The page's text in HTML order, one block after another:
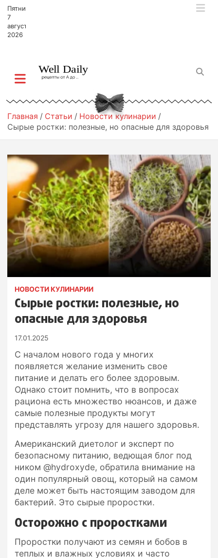
Пятница,
7
августа,
2026
Главная Статьи
Новости кулинарии
Сырые ростки: полезные, но опасные для здоровья
НОВОСТИ КУЛИНАРИИ
Сырые ростки: полезные, но
опасные для здоровья
17.01.2025
С началом нового года у многих
появляется желание изменить свое
питание и делать его более здоровым.
Однако стоит помнить, что в вопросах
рациона есть множество нюансов, и даже
самые полезные продукты могут
представлять угрозу для нашего здоровья.
Американский диетолог и эксперт по
безопасному питанию, ведющая блог под
ником @hydroxyde, обратила внимание на
один популярный овощ, который на самом
деле может быть настоящим заводом для
бактерий. Это сырые проростки.
Осторожно с проростками
Проростки получают из семян и бобов в
теплых и влажных условиях и часто